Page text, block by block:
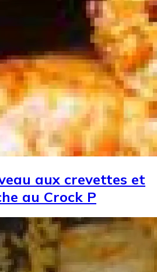
aux crevettes et
au Crock P